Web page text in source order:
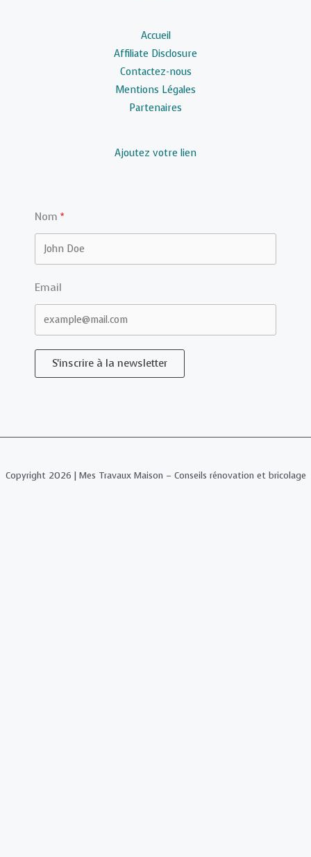
Accueil
Affiliate Disclosure
Contactez-nous
Mentions Légales
Partenaires
Ajoutez votre lien
Nom
Email
S'inscrire à la newsletter
Copyright 2026 | Mes Travaux Maison – Conseils rénovation et bricolage